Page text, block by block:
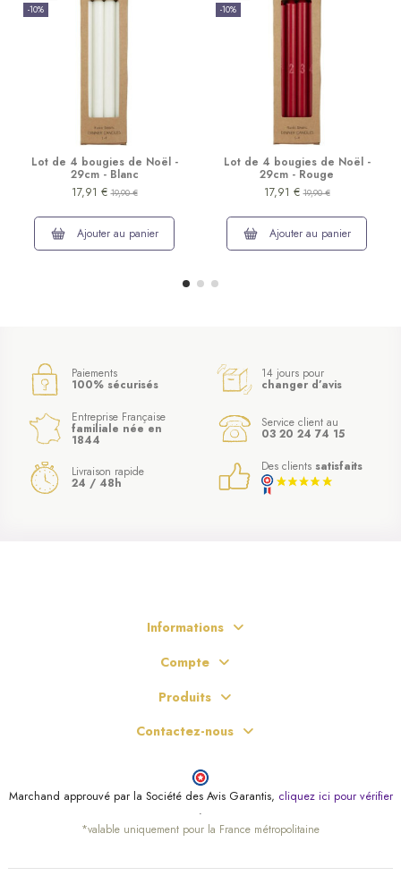
-10%
Lot de 4 bougies de Noël -
29cm - Blanc
17,91 €19,90 €
Ajouter au panier
-10%
Lot de 4 bougies de Noël -
29cm - Rouge
17,91 €19,90 €
Ajouter au panier
Paiements
100% sécurisés
14 jours pour
changer d’avis
Entreprise Française
familiale née en
1844
Service client au
03 20 24 74 15
Livraison rapide
24 / 48h
Des clients satisfaits
Informations
Compte
Produits
Contactez-nous
Marchand approuvé par la Société des Avis Garantis, cliquez ici pour vérifier
.
*valable uniquement pour la France métropolitaine